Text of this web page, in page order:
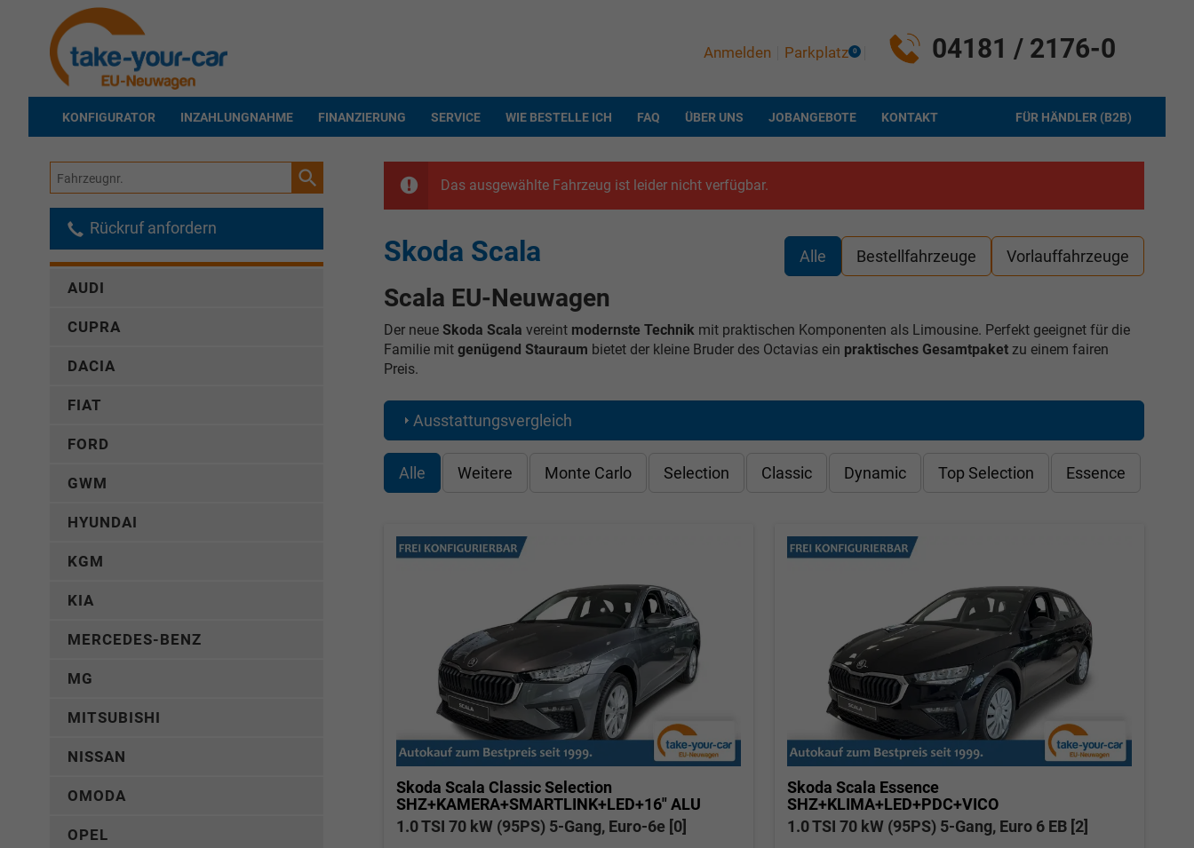
04181 / 2176-0
Anmelden Parkplatz 0
KONFIGURATOR INZAHLUNGNAHME FINANZIERUNG SERVICE WIE BESTELLE ICH FAQ ÜBER UNS JOBANGEBOTE FÜR HÄNDLER (B2B)
KONTAKT
Das ausgewählte Fahrzeug ist leider nicht verfügbar.
Alle Bestellfahrzeuge Vorlauffahrzeuge
Skoda Scala
Scala EU-Neuwagen
Der neue Skoda Scala vereint modernste Technikmit praktischen Komponenten als Limousine. Perfekt geeignet für die
Familie mit genügend Stauraum bietet der kleine Bruder des Octavias ein praktisches Gesamtpaketzu einem fairen
Preis.
Ausstattungsvergleich
Alle Weitere Monte Carlo Selection Classic Dynamic Top Selection Essence
Skoda Scala Classic Selection
SHZ+KAMERA+SMARTLINK+LED+16" ALU
1.0 TSI 70 kW (95PS) 5-Gang, Euro-6e [0]
Skoda Scala Essence
SHZ+KLIMA+LED+PDC+VICO
1.0 TSI 70 kW (95PS) 5-Gang, Euro 6 EB [2]
Fahrzeugnr.
Rückruf anfordern
AUDI
CUPRA
DACIA
FIAT
FORD
GWM
HYUNDAI
KGM
KIA
MERCEDES-BENZ
MG
MITSUBISHI
NISSAN
OMODA
OPEL